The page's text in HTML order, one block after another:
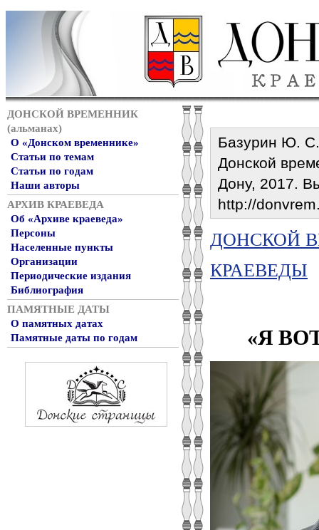
ДОНСКОЙ ВРЕМЕННИК
(альманах)
О «Донском временнике»
Статьи по темам
Статьи по годам
Наши авторы
АРХИВ КРАЕВЕДА
Об «Архиве краеведа»
Персоны
Населенные пункты
Организации
Периодические издания
Библиография
ПАМЯТНЫЕ ДАТЫ
О памятных датах
Памятные даты по годам
Базурин Ю.
Донской
Дону, 2017.
http://
ДОНСКОЙ
КРАЕВЕДЫ
«Я